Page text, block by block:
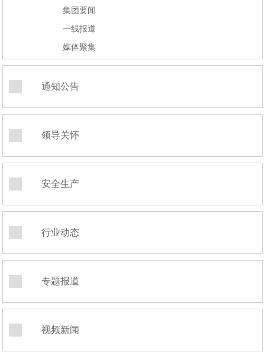
集团要闻
一线报道
媒体聚集
通知公告
领导关怀
安全生产
行业动态
专题报道
视频新闻